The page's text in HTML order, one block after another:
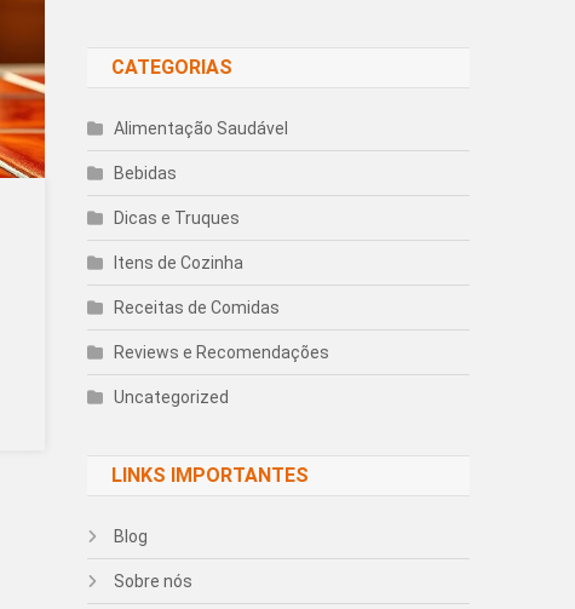
CATEGORIAS
Alimentação Saudável
Bebidas
Dicas e Truques
Itens de Cozinha
Receitas de Comidas
Reviews e Recomendações
Uncategorized
LINKS IMPORTANTES
Blog
Sobre nós